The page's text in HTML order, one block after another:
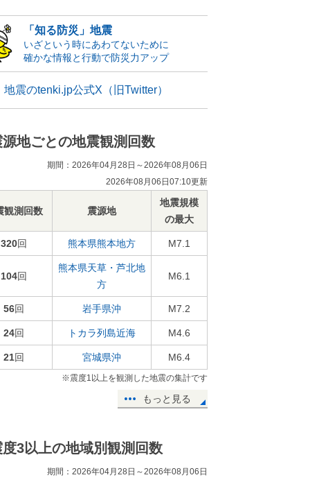
「知る防災」地震
いざという時にあわてないために
確かな情報と行動で防災力アップ
地震のtenki.jp公式X（旧Twitter）
源地ごとの地震観測回数
期間：2026年04月28日～2026年08月06日
2026年08月06日07:10更新
観測回数 震源地
地震規模
の最大
320回 熊本県熊本地方 M7.1
104回
熊本県天草・芦北地
方
M6.1
56回 岩手県沖 M7.2
24回 トカラ列島近海 M4.6
21回 宮城県沖 M6.4
※震度1以上を観測した地震の集計です
もっと見る
度3以上の地域別観測回数
期間：2026年04月28日～2026年08月06日